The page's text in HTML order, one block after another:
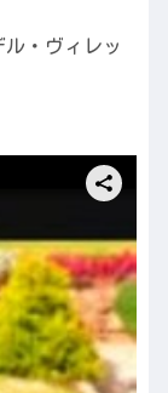
・ヴィレッ